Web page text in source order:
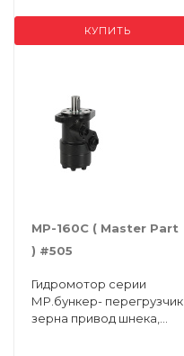
КУПИТЬ
MP-160C ( Маster Рart
) #505
Гидромотор серии
МР.бункер- перегрузчик
зерна привод шнека,